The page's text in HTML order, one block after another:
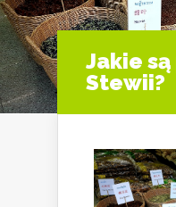
Jakie
Stewii?